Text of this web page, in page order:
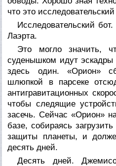
что это исследовательский
Исследовательский
Лаэрта.
Это могло значить,
суденышком идут эскадры
здесь один. «Орион»
шлюпкой в парсеке
антигравитационных
чтобы следящие
засечь. Сейчас «Орион»
базе, собираясь
защиты планеты, и
десять дней.
Десять дней.